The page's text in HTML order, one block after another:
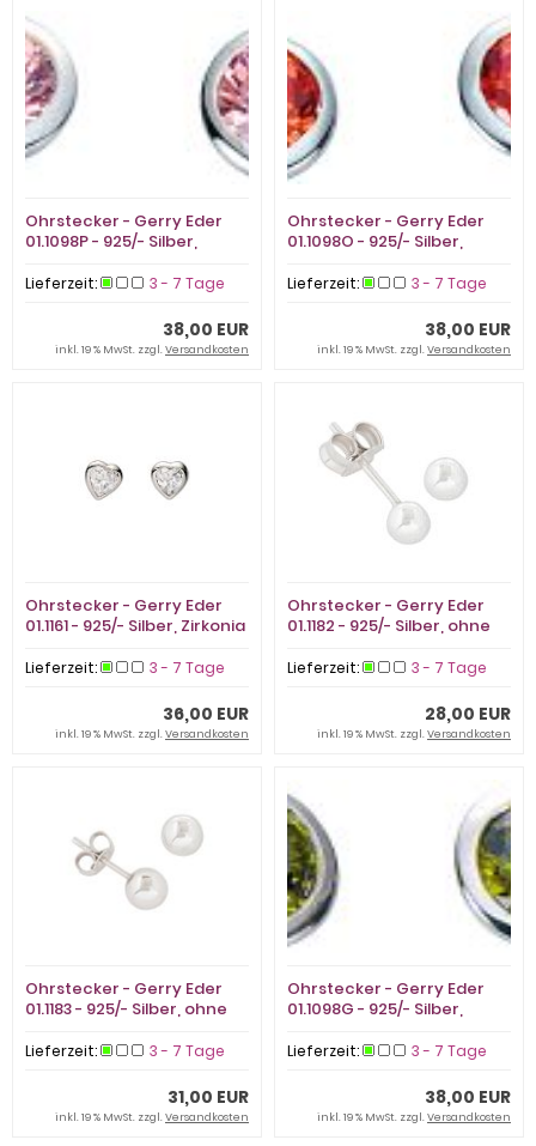
Ohrstecker - Gerry Eder
01.1098P - 925/- Silber,
Lieferzeit: 3 - 7 Tage
38,00 EUR
inkl. 19 % MwSt. zzgl.Versandkosten
Ohrstecker - Gerry Eder
01.1098O - 925/- Silber,
Lieferzeit: 3 - 7 Tage
38,00 EUR
inkl. 19 % MwSt. zzgl.Versandkosten
Ohrstecker - Gerry Eder
01.1161 - 925/- Silber, Zirkonia
Lieferzeit: 3 - 7 Tage
36,00 EUR
inkl. 19 % MwSt. zzgl.Versandkosten
Ohrstecker - Gerry Eder
01.1182 - 925/- Silber, ohne
Lieferzeit: 3 - 7 Tage
28,00 EUR
inkl. 19 % MwSt. zzgl.Versandkosten
Ohrstecker - Gerry Eder
01.1183 - 925/- Silber, ohne
Lieferzeit: 3 - 7 Tage
31,00 EUR
inkl. 19 % MwSt. zzgl.Versandkosten
Ohrstecker - Gerry Eder
01.1098G - 925/- Silber,
Lieferzeit: 3 - 7 Tage
38,00 EUR
inkl. 19 % MwSt. zzgl.Versandkosten